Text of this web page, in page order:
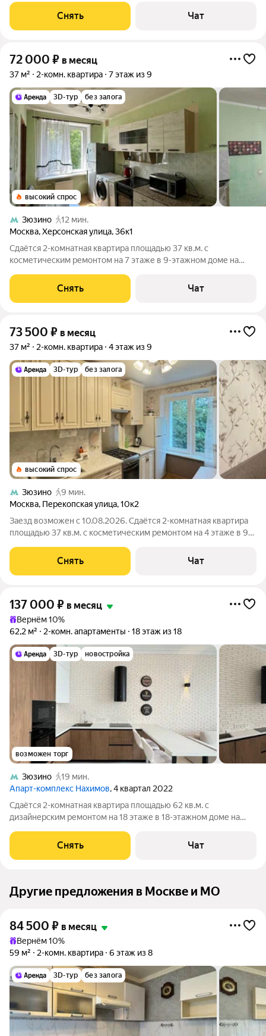
Посудомоечная машина
Снять Чат
72 000 ₽ в месяц
37 м² 2-комн. квартира 7 этаж из 9
3D-тур без залога
высокий спрос
Зюзино
12 мин.
Москва,Херсонская улица,36к1
Сдаётся 2-комнатная квартира площадью 37 кв.м. с
косметическим ремонтом на 7 этаже в 9-этажном доме на
подъезде 1 лифт - 0
Снять Чат
73 500 ₽ в месяц
37 м² 2-комн. квартира 4 этаж из 9
3D-тур без залога
высокий спрос
Зюзино
9 мин.
Москва, Перекопская улица,10к2
Заезд возможен с 10.08.2026. Сдаётся 2-комнатная квартира
площадью 37 кв.м. с косметическим ремонтом на 4 этаже в 9-
Снять Чат
137 000 ₽ в месяц
Вернём 10%
62,2 м²
2-комн. апартаменты 18 этаж из 18
3D-тур новостройка
возможен торг
Зюзино
19 мин.
Апарт-комплекс Нахимов, 4 квартал 2022
Сдаётся 2-комнатная квартира площадью 62 кв.м. с
дизайнерским ремонтом на 18 этаже в 18-этажном доме на
Стиральная машина Холодильник Посудомоечная машина
Снять Чат
Другие предложения в Москве и МО
84 500 ₽ в месяц
Вернём 10%
59 м²
2-комн. квартира 6 этаж из 8
3D-тур без залога